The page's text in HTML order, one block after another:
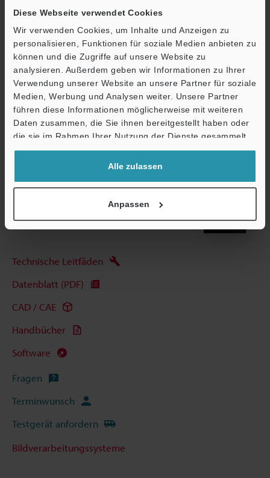
Diese Webseite verwendet Cookies
Wir verwenden Cookies, um Inhalte und Anzeigen zu
personalisieren, Funktionen für soziale Medien anbieten zu
können und die Zugriffe auf unsere Website zu
analysieren. Außerdem geben wir Informationen zu Ihrer
Verwendung unserer Website an unsere Partner für soziale
Medien, Werbung und Analysen weiter. Unsere Partner
führen diese Informationen möglicherweise mit weiteren
Daten zusammen, die Sie ihnen bereitgestellt haben oder
die sie im Rahmen Ihrer Nutzung der Dienste gesammelt
haben.
Alle zulassen
Anpassen
Luftfeuchtigkeit
Gewicht Ca. 280 g
Datenblatt (PDF)
Andere Modelle
Broschüre herunterladen
Technische Leitfäden
Datenblatt (PDF)
CAD / CAE
Handbücher
Software
Fragen
Terminwunsch
Testgerät anfordern
Bildverarbeitungssysteme
Support